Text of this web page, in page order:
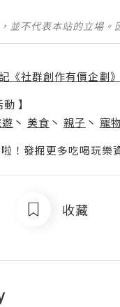
並不代表本站的立場
《社群創作有價企劃》
】
丶 美食 丶 親子 丶 寵物
！發掘更多吃喝玩樂
收藏